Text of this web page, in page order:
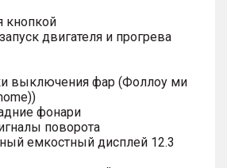
кнопкой
двигателя и прогрева
выключения фар (Фоллоу ми
фонари
поворота
емкостный дисплей 12.3